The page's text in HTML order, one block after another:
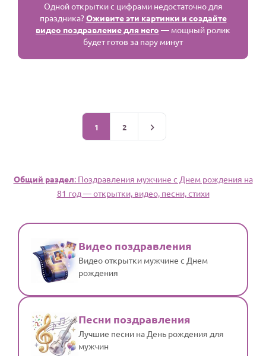
Одной открытки с цифрами недостаточно для
праздника?Оживите эти картинки и создайте
видео поздравление для него — мощный ролик
будет готов за пару минут
1 2
Общий раздел: Поздравления мужчине c Днем рождения на
81 год — открытки, видео, песни, стихи
Видео поздравления
Видео открытки мужчине с Днем
рождения
Песни поздравления
Лучшие песни на День рождения для
мужчин